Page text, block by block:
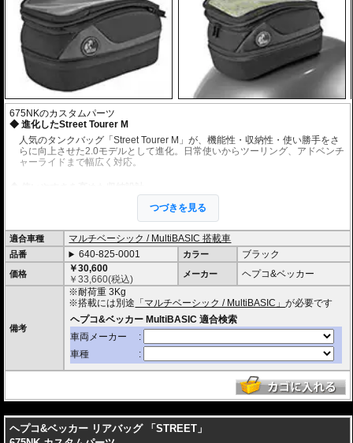
675NKのカスタムパーツ
進化したStreet Tourer M
人気のタンクバッグ「Street Tourer M」が、機能性・収納性・使い勝手をさ
らに向上させた2.0モデルとして進化。日常使いからツーリング、アドベンチ
ャーライドまで幅広く対応。
リッド裏や内部にはメッシュポケットを装備。スマートフォン、財布、書
類、小物類を整理しやすく、必要なアイテムへ素早くアクセス可能。
マップポケット＆ケーブルホール装備
ナビゲーション機器やスマートフォン、ツーリングマップなどを収納できる
透明のマップポケットを装備。電源ケーブルなどの引き込みに便利な防水グ
ロメット付きのため、収納したままデバイスの充電にも対応。
容量可変式デザイン
ファスナーによる容量拡張機能を装備。収納容量を7Lから10Lへ素早く拡張
でき、ツーリング時の荷物量に柔軟に対応。
高い防水性能
ロールトップクロージャーを採用した防水インナーバッグを内蔵。激しい雨
天走行時でも荷物を水・ホコリ・汚れからしっかり保護し、高い防水性能を
高品質マテリアル採用
耐久性に優れた高品質素材を使用し、日常使用からロングツーリングまで安
つづきを見る
適合車種 マルチベーシック / MultiBASIC 搭載車
品番 640-825-0001 カラー ブラック
価格
￥30,600
￥33,660(税込) メーカー ヘプコ&ベッカー
備考
※耐荷重 3Kg
※搭載には別途 「マルチベーシック / MultiBASIC」が必要です
ヘプコ&ベッカー リアバッグ 「STREET」